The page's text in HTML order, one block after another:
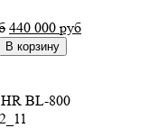
440 000 руб
В корзину
BL-800